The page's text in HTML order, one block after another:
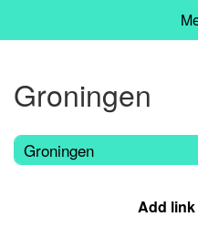
Groningen
Groningen
Add link